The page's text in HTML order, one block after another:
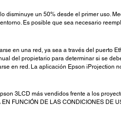
disminuye un 50% desde el primer uso.
Es posible que sea necesario
en una red, ya sea a través del puerto
del propietario para determinar si se
en red. La aplicación Epson iProjection
3LCD más vendidos frente a los
FUNCIÓN DE LAS CONDICIONES DE